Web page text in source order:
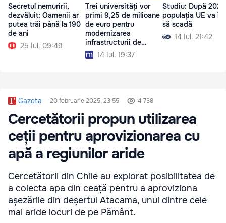
Secretul nemuririi,
dezvăluit: Oamenii ar
putea trăi până la 190
de ani
25 Iul. 09:49
Trei universități vor
primi 9,25 de milioane
de euro pentru
modernizarea
infrastructurii de
cercetare
14 Iul. 19:37
Studiu: După
populația UE va
să scadă
14 Iul. 21:42
Gazeta 20 februarie 2025, 23:55 4 738
Cercetătorii propun utilizarea
ceții pentru aprovizionarea cu
apă a regiunilor aride
Cercetătorii din Chile au explorat posibilitatea de
a colecta apa din ceață pentru a aproviziona
așezările din deșertul Atacama, unul dintre cele
mai aride locuri de pe Pământ.